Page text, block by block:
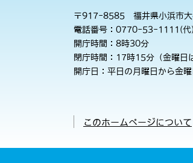
〒917-8585 福井県小浜市大
電話番号：0770-53-1111(
開庁時間：8時30分
閉庁時間：17時15分（金曜日
開庁日：平日の月曜日から金
このホームページについて